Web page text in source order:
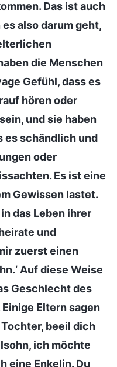
Das ist auch
also darum geht,
die Menschen
Gefühl, dass es
hören oder
und sie haben
es schändlich und
oder
Es ist eine
Gewissen lastet.
das Leben ihrer
und
zuerst einen
Auf diese Weise
Geschlecht des
Eltern sagen
beeil dich
ich möchte
eine Enkelin. Du